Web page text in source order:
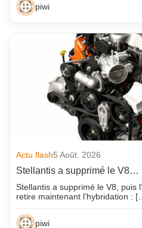
piwi
Actu flash5 Août. 2026
Stellantis a supprimé le V8…
Stellantis a supprimé le V8, puis
retire maintenant l’hybridation :
piwi